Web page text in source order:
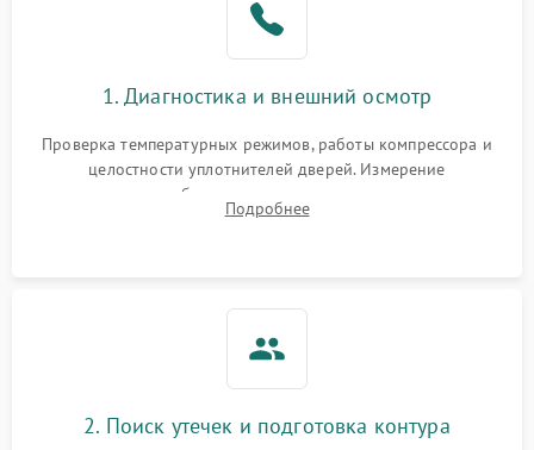
1. Диагностика и внешний осмотр
Проверка температурных режимов, работы компрессора и
целостности уплотнителей дверей. Измерение
сопротивления обмоток мотора, проверка термостата и
считывание кодов ошибок с электронного дисплея.
Подробнее
2. Поиск утечек и подготовка контура